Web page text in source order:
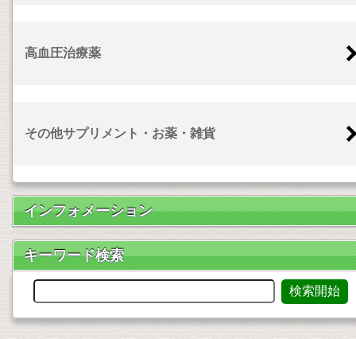
高血圧治療薬
その他サプリメント・お薬・雑貨
インフォメーション
キーワード検索